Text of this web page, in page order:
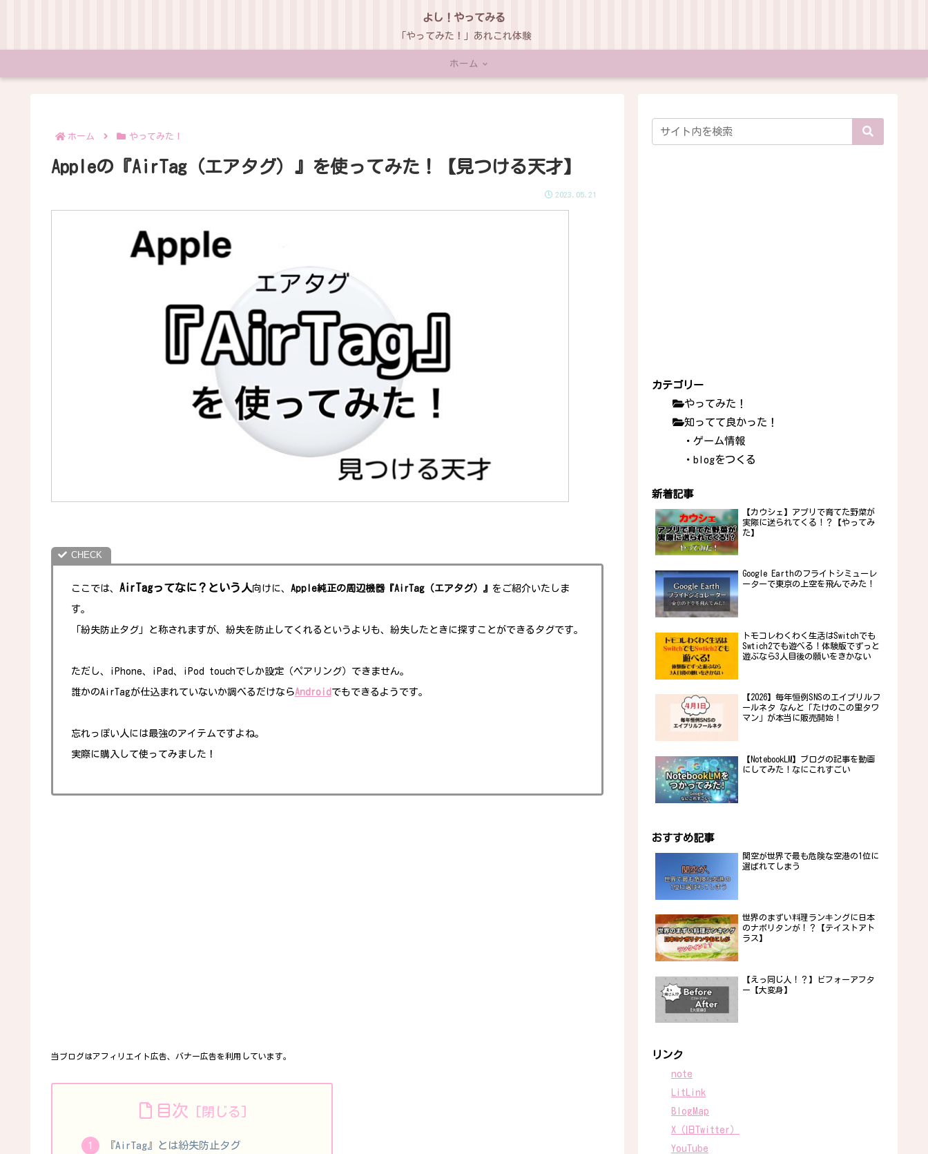
よし！やってみる
「やってみた！」あれこれ体験
ホーム
ホーム やってみた！
Appleの『AirTag（エアタグ）』を使ってみた！【見つける天才】
2023.05.21
ここでは、 AirTagってなに？という人向けに、 Apple純正の周辺機器『AirTag（エアタグ）』 をご紹介いたしま
す。
「紛失防止タグ」と称されますが、紛失を防止してくれるというよりも、紛失したときに探すことができるタグです。
ただし、iPhone、iPad、iPod touchでしか設定（ペアリング）できません。
誰かのAirTagが仕込まれていないか調べるだけならAndroid でもできるようです。
忘れっぽい人には最強のアイテムですよね。
実際に購入して使ってみました！
当ブログはアフィリエイト広告、バナー広告を利用しています。
目次
『AirTag』とは紛失防止タグ
カテゴリー
やってみた！
知ってて良かった！
・ゲーム情報
・blogをつくる
新着記事
【カウシェ】アプリで育てた野菜が
実際に送られてくる！？【やってみ
た】
Google Earthのフライトシミューレ
ーターで東京の上空を飛んでみた！
トモコレわくわく生活はSwitchでも
Swtich2でも遊べる！体験版でずっと
遊ぶなら3人目後の願いをきかない
【2026】毎年恒例SNSのエイプリルフ
ールネタ なんと「たけのこの里タワ
マン」が本当に販売開始！
【NotebookLM】ブログの記事を動画
にしてみた！なにこれすごい
おすすめ記事
関空が世界で最も危険な空港の1位に
選ばれてしまう
世界のまずい料理ランキングに日本
のナポリタンが！？【テイストアト
ラス】
【えっ同じ人！？】ビフォーアフタ
ー【大変身】
リンク
note
LitLink
BlogMap
X（旧Twitter）
YouTube